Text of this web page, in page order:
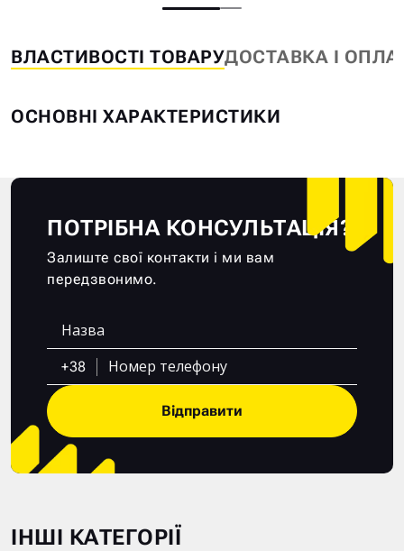
ВЛАСТИВОСТІ ТОВАРУДОСТАВКА І
ОСНОВНІ ХАРАКТЕРИСТИКИ
ПОТРІБНА КОНСУЛЬТАЦІЯ?
Залиште свої контакти і ми вам
передзвонимо.
+38
Відправити
ІНШІ КАТЕГОРІЇ